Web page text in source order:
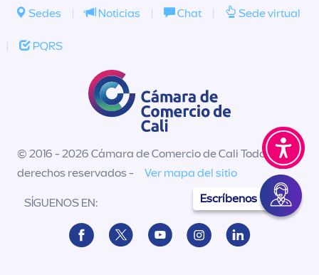
Escríbenos
Sedes | Noticias | Chat | Sede virtual
| PQRS
© 2016 - 2026 Cámara de Comercio de Cali Todos los
derechos reservados -
Ver mapa del sitio
SÍGUENOS EN: